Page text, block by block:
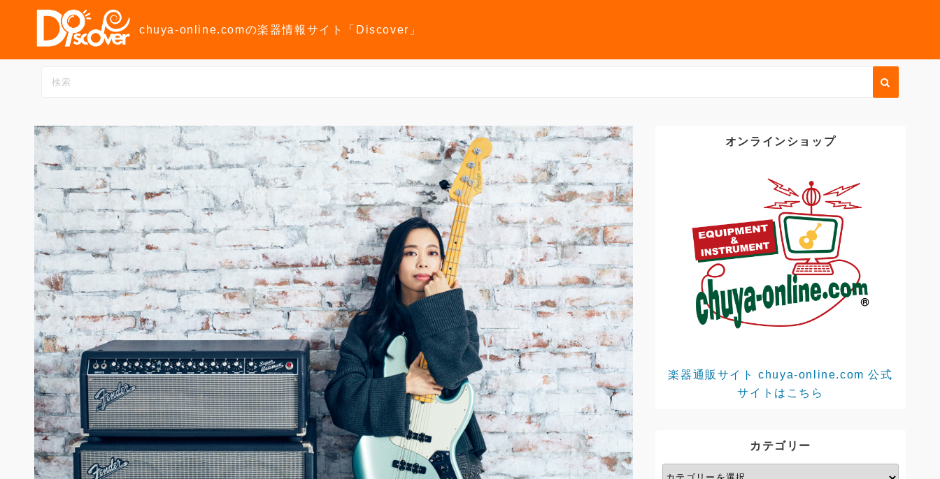
ン
chuya-online.comの楽器情報サイト「Discover」
オンラインショップ
楽器通販サイト chuya-online.com 公式
サイトはこちら
カテゴリー
カ